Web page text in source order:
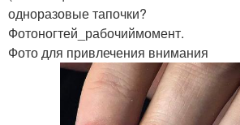
одноразовые тапочки?
Фотоногтей_рабочиймомент.
Фото для привлечения внимания